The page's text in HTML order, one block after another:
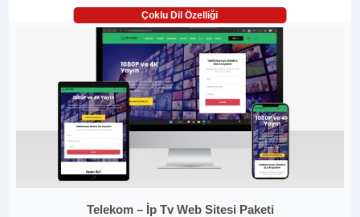
Çoklu Dil Özelliği
Telekom – İp Tv Web Sitesi Paketi